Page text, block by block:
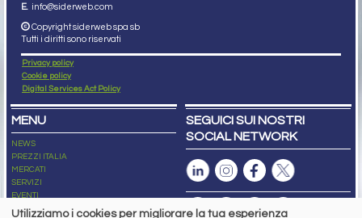
E. info@siderweb.com
Copyright siderweb spa sb
Tutti i diritti sono riservati
Privacy policy
Cookie policy
Digital Services Act Policy
MENU
NEWS
PREZZI ITALIA
MERCATI
SERVIZI
EVENTI
ABBONAMENTI
SEGUICI SUI NOSTRI
SOCIAL NETWORK
Utilizziamo i cookies per migliorare la tua esperienza